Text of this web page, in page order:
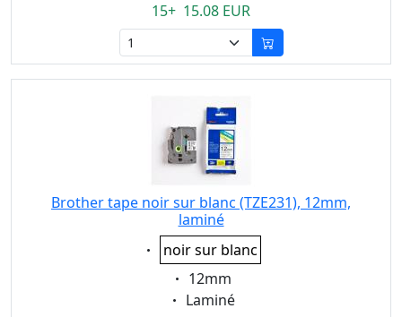
15+ 15.08 EUR
Brother tape noir sur blanc (TZE231), 12mm,
laminé
Eigenschaft:
noir sur blanc
Eigenschaft:
12mm
Eigenschaft:
Laminé